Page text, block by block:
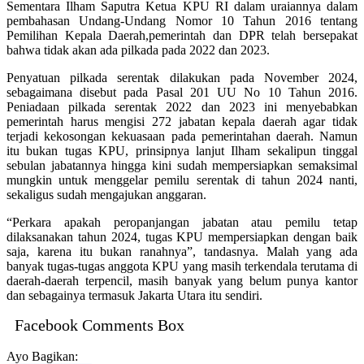
Sementara Ilham Saputra Ketua KPU RI dalam uraiannya dalam
pembahasan Undang-Undang Nomor 10 Tahun 2016 tentang
Pemilihan Kepala Daerah,pemerintah dan DPR telah bersepakat
bahwa tidak akan ada pilkada pada 2022 dan 2023.
Penyatuan pilkada serentak dilakukan pada November 2024,
sebagaimana disebut pada Pasal 201 UU No 10 Tahun 2016.
Peniadaan pilkada serentak 2022 dan 2023 ini menyebabkan
pemerintah harus mengisi 272 jabatan kepala daerah agar tidak
terjadi kekosongan kekuasaan pada pemerintahan daerah. Namun
itu bukan tugas KPU, prinsipnya lanjut Ilham sekalipun tinggal
sebulan jabatannya hingga kini sudah mempersiapkan semaksimal
mungkin untuk menggelar pemilu serentak di tahun 2024 nanti,
sekaligus sudah mengajukan anggaran.
“Perkara apakah peropanjangan jabatan atau pemilu tetap
dilaksanakan tahun 2024, tugas KPU mempersiapkan dengan baik
saja, karena itu bukan ranahnya”, tandasnya. Malah yang ada
banyak tugas-tugas anggota KPU yang masih terkendala terutama di
daerah-daerah terpencil, masih banyak yang belum punya kantor
dan sebagainya termasuk Jakarta Utara itu sendiri.
Facebook Comments Box
Ayo Bagikan: